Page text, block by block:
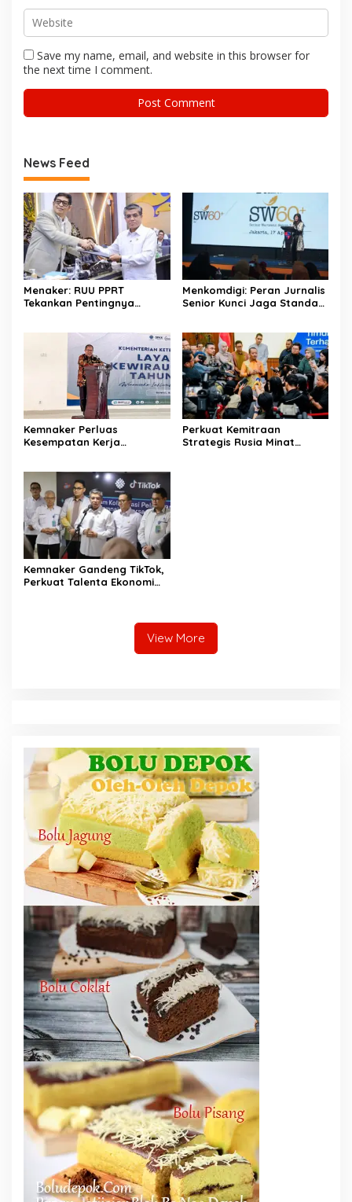
Save my name, email, and website in this browser for
the next time I comment.
News Feed
Menaker: RUU PPRT
Tekankan Pentingnya
Menkomdigi: Peran Jurnalis
Senior Kunci Jaga Standar
Kemnaker Perluas
Kesempatan Kerja
Perkuat Kemitraan
Strategis Rusia Minat
Kemnaker Gandeng TikTok,
Perkuat Talenta Ekonomi
View More